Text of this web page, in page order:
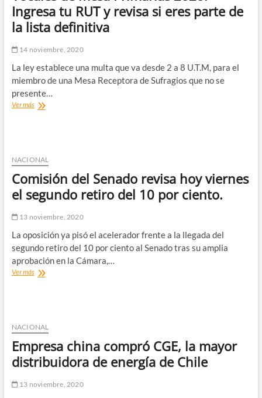
herramienta
fundamental
generar
Ingresa tu RUT y revisa si eres parte de
la lista definitiva
14 noviembre, 2020
La ley establece una multa que va desde 2 a 8 U.T.M, para el
miembro de una Mesa Receptora de Sufragios que no se
presente…
Ver másVocales
Ingresa
tu
RUT
revisa
eres
parte
de
la
lista
definitiva
NACIONAL
Comisión del Senado revisa hoy viernes
el segundo retiro del 10 por ciento.
13 noviembre, 2020
La oposición ya pisó el acelerador frente a la llegada del
segundo retiro del 10 por ciento al Senado tras su amplia
aprobación en la Cámara,…
Ver másComisión
viernes
el
segundo
retiro
del
por
NACIONAL
Empresa china compró CGE, la mayor
distribuidora de energía de Chile
13 noviembre, 2020